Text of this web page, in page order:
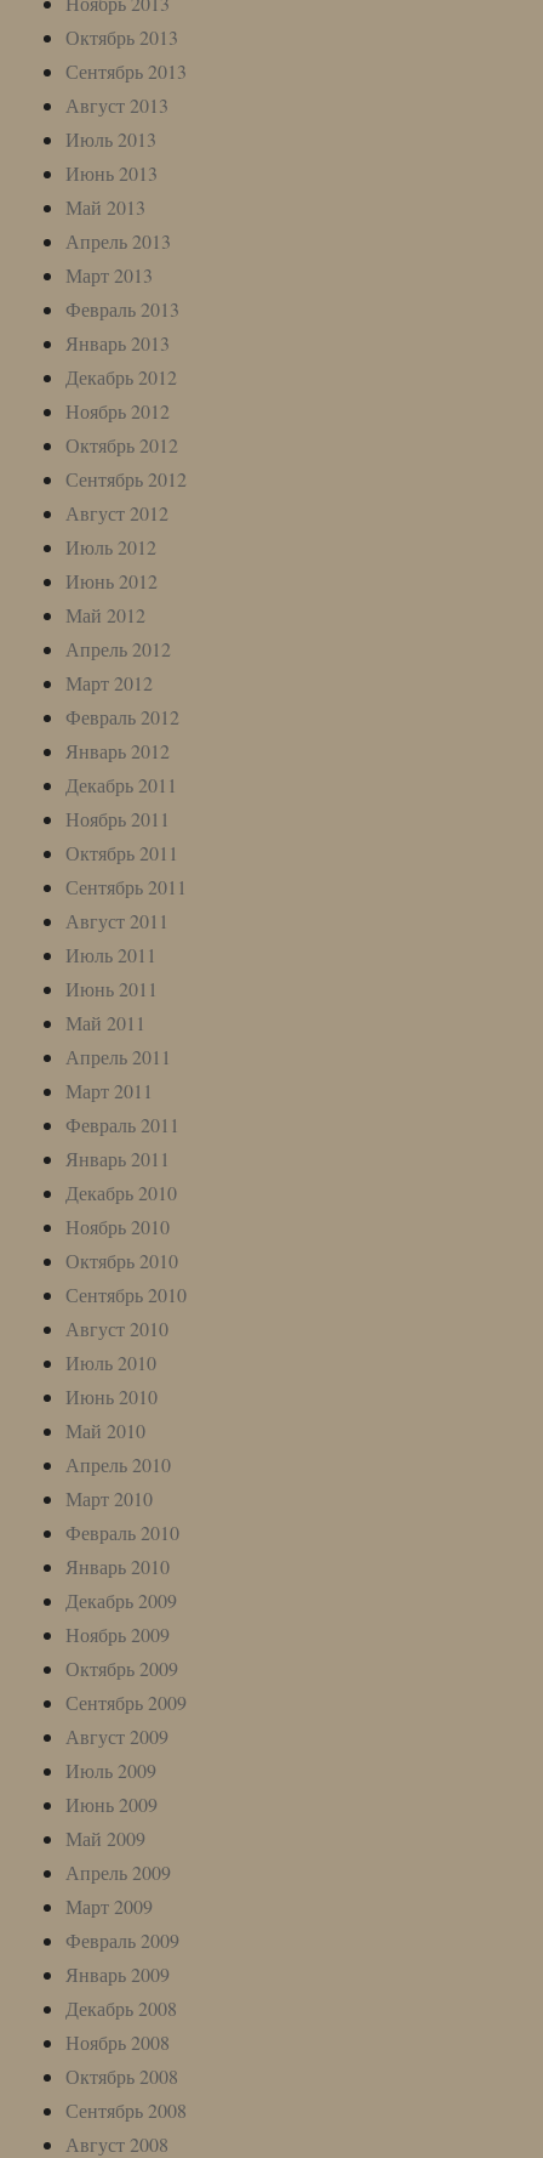
Октябрь 2013
Сентябрь 2013
Август 2013
Июль 2013
Июнь 2013
Май 2013
Апрель 2013
Март 2013
Февраль 2013
Январь 2013
Декабрь 2012
Ноябрь 2012
Октябрь 2012
Сентябрь 2012
Август 2012
Июль 2012
Июнь 2012
Май 2012
Апрель 2012
Март 2012
Февраль 2012
Январь 2012
Декабрь 2011
Ноябрь 2011
Октябрь 2011
Сентябрь 2011
Август 2011
Июль 2011
Июнь 2011
Май 2011
Апрель 2011
Март 2011
Февраль 2011
Январь 2011
Декабрь 2010
Ноябрь 2010
Октябрь 2010
Сентябрь 2010
Август 2010
Июль 2010
Июнь 2010
Май 2010
Апрель 2010
Март 2010
Февраль 2010
Январь 2010
Декабрь 2009
Ноябрь 2009
Октябрь 2009
Сентябрь 2009
Август 2009
Июль 2009
Июнь 2009
Май 2009
Апрель 2009
Март 2009
Февраль 2009
Январь 2009
Декабрь 2008
Ноябрь 2008
Октябрь 2008
Сентябрь 2008
Август 2008